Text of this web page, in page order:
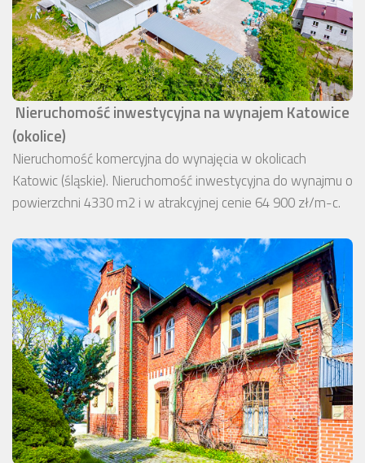
Nieruchomość inwestycyjna na wynajem Katowice
(okolice)
Nieruchomość komercyjna do wynajęcia w okolicach
Katowic (śląskie). Nieruchomość inwestycyjna do wynajmu o
powierzchni 4330 m2 i w atrakcyjnej cenie 64 900 zł/m-c.